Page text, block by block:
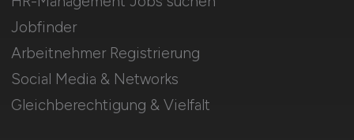
Jobfinder
Arbeitnehmer Registrierung
Social Media & Networks
Gleichberechtigung & Vielfalt